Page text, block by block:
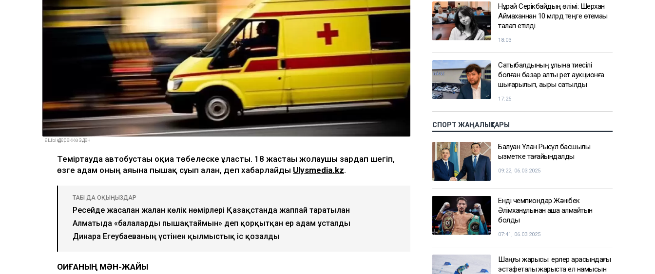
ашық дереккөзден
Теміртауда автобустағы оқиға төбелеске ұласты. 18 жастағы жолаушы зардап шегіп,
өзге адам оның аяғына пышақ сұғып алған, деп хабарлайды Ulysmedia.kz.
ТАҒЫ ДА ОҚЫҢЫЗДАР
Ресейде жасалған жалған көлік нөмірлері Қазақстанда жаппай таратылған
Алматыда «балаларды пышақтаймын» деп қорқытқан ер адам ұсталды
Динара Егеубаеваның үстінен қылмыстық іс қозғалды
ОҚИҒАНЫҢ МӘН-ЖАЙЫ
Нұрай Серікбайдың өлімі: Шерхан
Аймаханнан 10 млрд теңге өтемақы
талап етілді
18:03
Сатыбалдының ұлына тиесілі
болған базар алты рет аукционға
шығарылып, ақыры сатылды
17:25
СПОРТ ЖАҢАЛЫҚТАРЫ
Балуан Ұлан Рысқұл басшылық
қызметке тағайындалды
09:22, 06.03.2025
Енді чемпиондар Жәнібек
Әлімханұлынан қаша алмайтын
болды
07:41, 06.03.2025
Шаңғы жарысы: ерлер арасындағы
эстафеталық жарыста ел намысын